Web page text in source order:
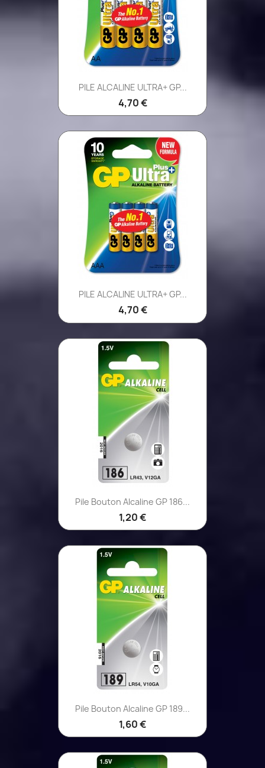
PILE ALCALINE ULTRA+ GP...
4,70 €
PILE ALCALINE ULTRA+ GP...
4,70 €
Pile Bouton Alcaline GP 186...
1,20 €
Pile Bouton Alcaline GP 189...
1,60 €